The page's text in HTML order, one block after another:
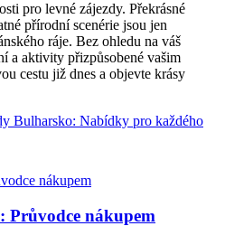
pro levné zájezdy. Překrásné
přírodní scenérie jsou jen
ráje. Bez ohledu na váš
a aktivity přizpůsobené vašim
cestu již dnes a objevte krásy
Bulharsko: Nabídky pro každého
nákupem